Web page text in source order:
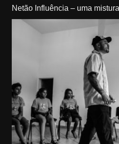
Netão Influência – uma